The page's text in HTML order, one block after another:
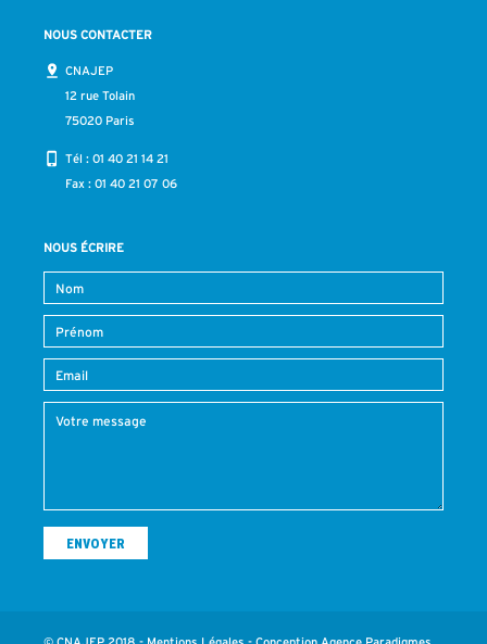
NOUS CONTACTER
CNAJEP
12 rue Tolain
75020 Paris
Tél : 01 40 21 14 21
Fax : 01 40 21 07 06
NOUS ÉCRIRE